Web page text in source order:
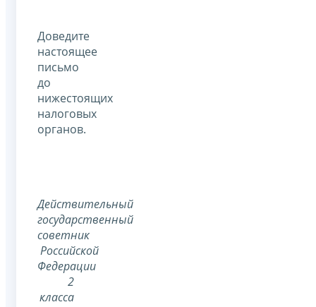
Доведите
настоящее
письмо
до
нижестоящих
налоговых
органов.
Действительный
государственный
советник
Российской
Федерации
2
класса